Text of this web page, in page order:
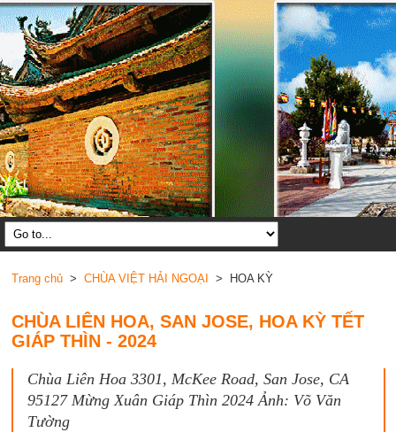
Trang chủ> CHÙA VIỆT HẢI NGOẠI > HOA KỲ
CHÙA LIÊN HOA, SAN JOSE, HOA KỲ TẾT
GIÁP THÌN - 2024
Chùa Liên Hoa 3301, McKee Road, San Jose, CA
95127 Mừng Xuân Giáp Thìn 2024 Ảnh: Võ Văn
Tường